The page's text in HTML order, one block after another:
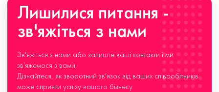
Лишилися питання -
зв'яжіться з нами
Зв'яжіться з нами або залиште ваші контакти і ми
зв'яжемося з вами.
Дізнайтеся, як зворотний зв'язок від ваших співробітників
може сприяти успіху вашого бізнесу